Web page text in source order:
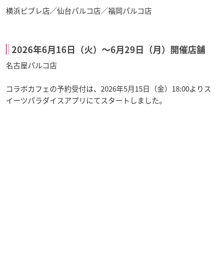
横浜ビブレ店／仙台パルコ店／福岡パルコ店
2026年6月16日（火）〜6月29日（月）開催店舗
名古屋パルコ店
コラボカフェの予約受付は、2026年5月15日（金）18:00よりス
イーツパラダイスアプリにてスタートしました。